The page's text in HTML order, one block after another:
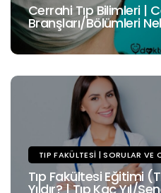
Cerrahi Tıp Bilimleri |
Branşları/Bölümleri
TIP FAKÜLTESI | SORULAR VE
Tıp Fakültesi Eğitimi
Yıldır? | Tıp Kaç Yıl/